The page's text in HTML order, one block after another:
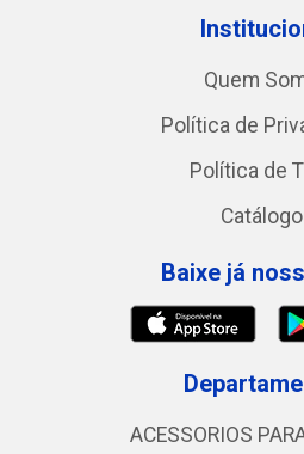
Quem
Política de
Política de
Baixe já
ACESSORIOS